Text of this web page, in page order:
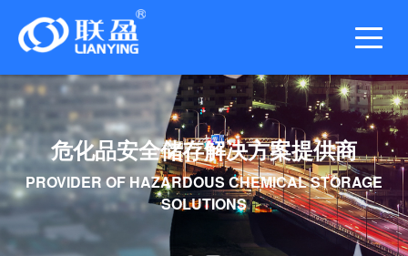
危化品安全储存解决方案提供商
PROVIDER OF HAZARDOUS CHEMICAL STORAGE
SOLUTIONS